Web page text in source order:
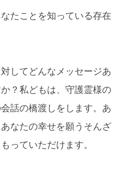
たことを知っている存在
してどんなメッセージあ
？私どもは、守護霊様の
話の橋渡しをします。あ
なたの幸せを願うそんざ
っていただけます。